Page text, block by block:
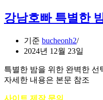
강남호빠 특별한
기준 bucheonh2
2024년 12월 23일
특별한 밤을 위한 완벽한
자세한 내용은 본문 참조
사이트 제작 문의